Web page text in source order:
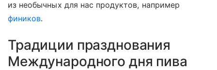
из необычных для нас продуктов, например
фиников.
Традиции празднования
Международного дня пива